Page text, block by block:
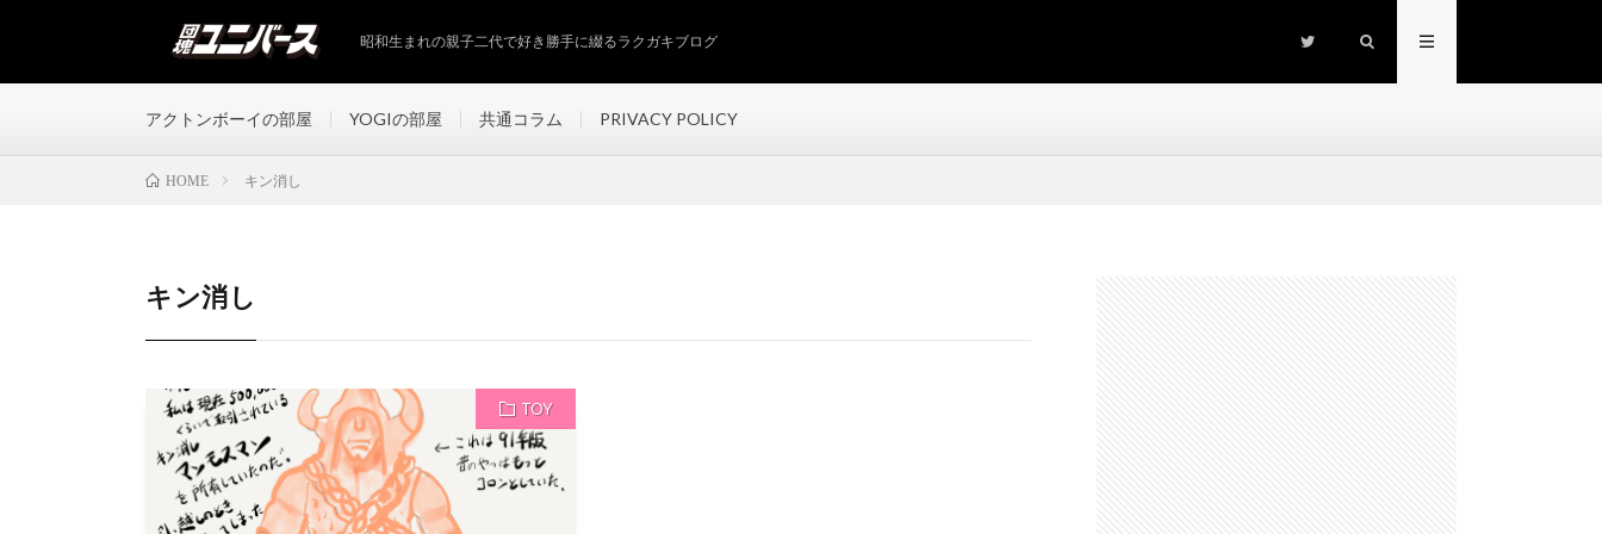
昭和生まれの親子二代で好き勝手に綴るラクガキブログ
アクトンボーイの部屋 YOGIの部屋 共通コラム PRIVACY POLICY
HOME キン消し
キン消し
TOY